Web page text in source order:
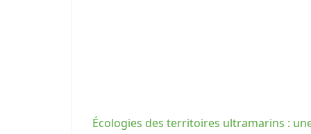
Écologies des territoires ultramarins :